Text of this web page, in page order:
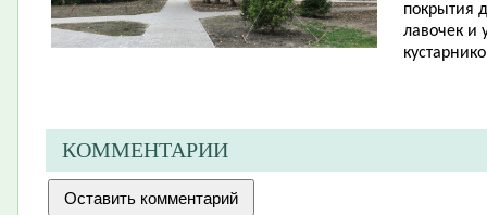
покрытия
лавочек и
КОММЕНТАРИИ